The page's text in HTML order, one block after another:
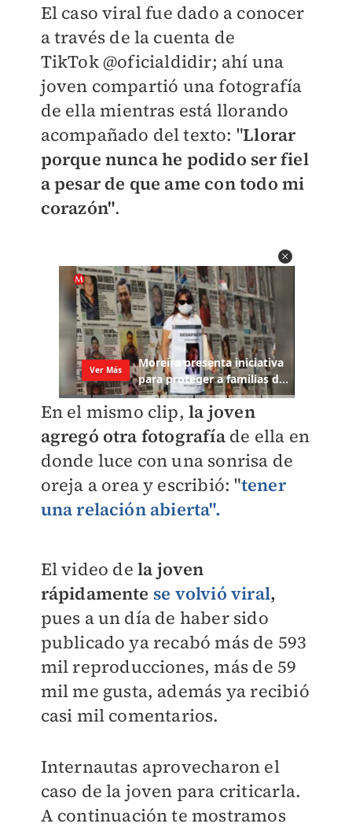
El caso viral fue dado a conocer
a través de la cuenta de
TikTok@oficialdidir; ahí una
joven compartió una fotografía
de ella mientras está llorando
acompañado del texto: "Llorar
porque nunca he podido ser fiel
a pesar de que ame con todo mi
corazón".
En el mismo clip,la joven
agregó otra fotografía de ella en
donde luce con una sonrisa de
oreja a orea y escribió: "tener
una relación abierta".
El video de la joven
rápidamente se volvió viral,
pues a un día de haber sido
publicado ya recabó más de 593
mil reproducciones, más de 59
mil me gusta, además ya recibió
casi mil comentarios.
Internautas aprovecharon el
caso de la joven para criticarla.
A continuación te mostramos